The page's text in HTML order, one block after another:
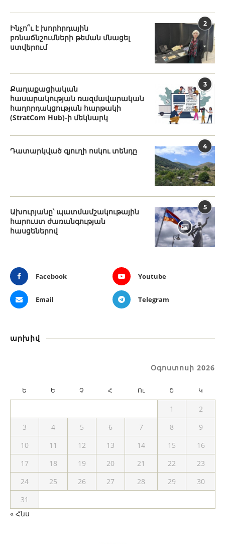
2
Ինչո՞ւ է խորհրդային
բռնաճնշումների թեման մնացել
ստվերում
3
Քաղաքացիական
հասարակության ռազմավարական
հաղորդակցության հարթակի
(StratCom Hub)-ի մեկնարկ
4
Դատարկված գյուղի ոսկու տենդը
5
Ախուրյանը՝ պատմամշակութային
հարուստ ժառանգության
հասցեներով
Facebook Youtube
Email Telegram
արխիվ
Օգոստոսի 2026
Ե Ե Չ Հ Ու Շ Կ
1
2
3
4 5 6 7 8
9
10
11 12 13 14 15
16
17
18 19 20 21 22
23
24
25 26 27 28 29
30
31
« Հնս